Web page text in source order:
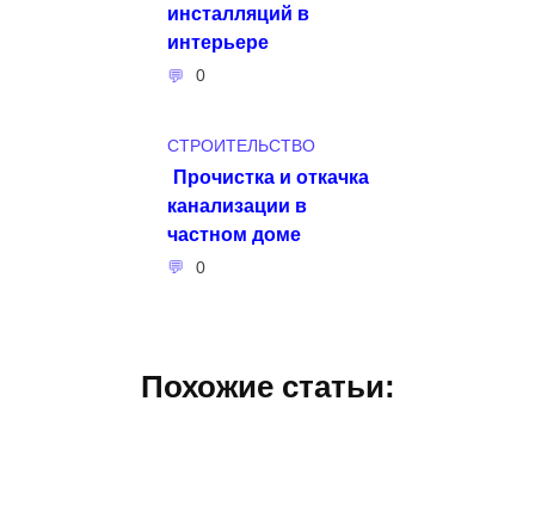
инсталляций в
интерьере
0
СТРОИТЕЛЬСТВО
Прочистка и откачка
канализации в
частном доме
0
Похожие статьи: